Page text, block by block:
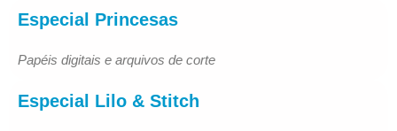
Especial Princesas
Papéis digitais e arquivos de corte
Especial Lilo & Stitch